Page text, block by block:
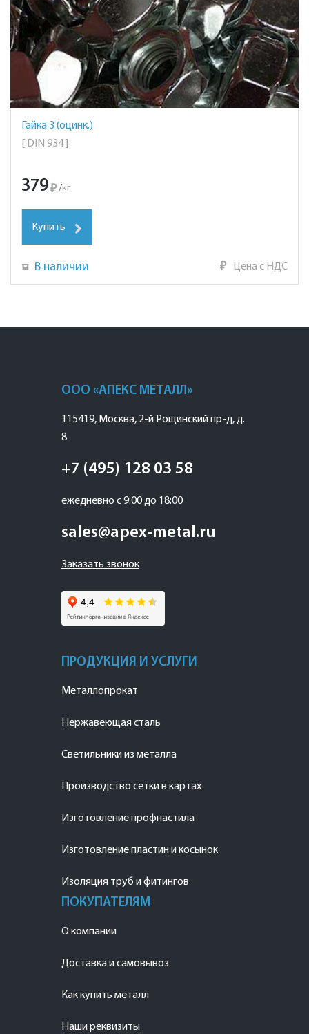
Гайка 3 (оцинк.)
[ DIN 934 ]
379₽ /кг
Купить
В наличии ₽ Цена с НДС
ООО «АПЕКС МЕТАЛЛ»
115419, Москва, 2-й Рощинский пр-д, д.
8
+7 (495) 128 03 58
ежедневно с 9:00 до 18:00
sales@apex-metal.ru
Заказать звонок
ПРОДУКЦИЯ И УСЛУГИ
Металлопрокат
Нержавеющая сталь
Светильники из металла
Производство сетки в картах
Изготовление профнастила
Изготовление пластин и косынок
Изоляция труб и фитингов
ПОКУПАТЕЛЯМ
О компании
Доставка и самовывоз
Как купить металл
Наши реквизиты